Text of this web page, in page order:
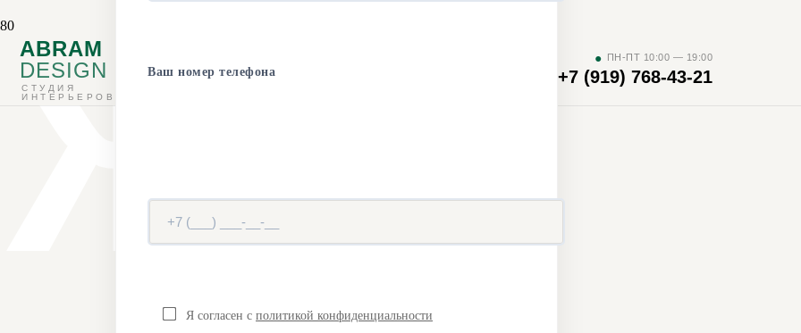
ABRAM
DESIGN
СТУДИЯ
ИНТЕРЬЕРОВ
Ваш номер телефона
Я согласен с политикой конфиденциальности
● ПН-ПТ 10:00 — 19:00
+7 (919) 768-43-21
ЖК